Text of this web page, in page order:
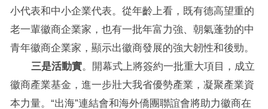
小代表和中小企業代表。從年齡上看，既有德高望重的
老一輩徽商企業家，也有一批年富力強、朝氣蓬勃的中
青年徽商企業家，顯示出徽商發展的強大韌性和後勁。
三是活動實。開幕式上將簽約一批重大項目，成立
徽商產業基金，進一步壯大我省優勢產業，凝聚產業資
本力量。“出海”連結會和海外僑團聯誼會將助力徽商在